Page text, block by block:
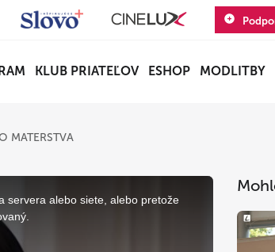
KLUB PRIATEĽOV ESHOP MODLITBY
MATERSTVA
servera alebo siete, alebo pretože